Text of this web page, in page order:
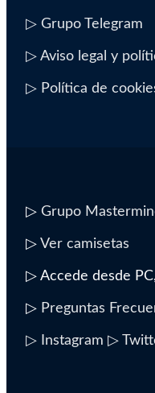
▷ Grupo Telegram
▷ Aviso legal y
▷ Política de
▷ Grupo
▷ Ver camisetas
▷ Accede desde
▷ Preguntas
▷ Instagram ▷